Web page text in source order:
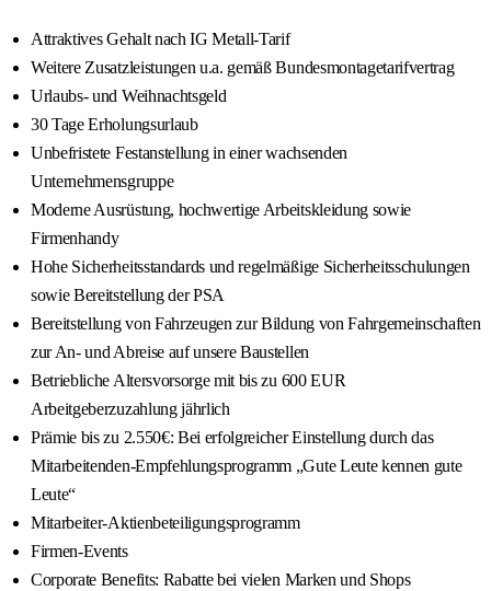
Attraktives Gehalt nach IG Metall-Tarif
Weitere Zusatzleistungen u.a. gemäß Bundesmontagetarifvertrag
Urlaubs- und Weihnachtsgeld
30 Tage Erholungsurlaub
Unbefristete Festanstellung in einer wachsenden
Unternehmensgruppe
Moderne Ausrüstung, hochwertige Arbeitskleidung sowie
Firmenhandy
Hohe Sicherheitsstandards und regelmäßige Sicherheitsschulungen
sowie Bereitstellung der PSA
Bereitstellung von Fahrzeugen zur Bildung von Fahrgemeinschaften
zur An- und Abreise auf unsere Baustellen
Betriebliche Altersvorsorge mit bis zu 600 EUR
Arbeitgeberzuzahlung jährlich
Prämie bis zu 2.550€: Bei erfolgreicher Einstellung durch das
Mitarbeitenden-Empfehlungsprogramm „Gute Leute kennen gute
Leute“
Mitarbeiter-Aktienbeteiligungsprogramm
Firmen-Events
Corporate Benefits: Rabatte bei vielen Marken und Shops